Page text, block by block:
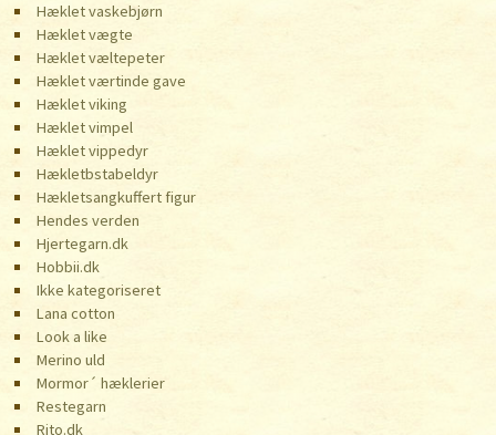
Hæklet vaskebjørn
Hæklet vægte
Hæklet væltepeter
Hæklet værtinde gave
Hæklet viking
Hæklet vimpel
Hæklet vippedyr
Hækletbstabeldyr
Hækletsangkuffert figur
Hendes verden
Hjertegarn.dk
Hobbii.dk
Ikke kategoriseret
Lana cotton
Look a like
Merino uld
Mormor´ hæklerier
Restegarn
Rito.dk